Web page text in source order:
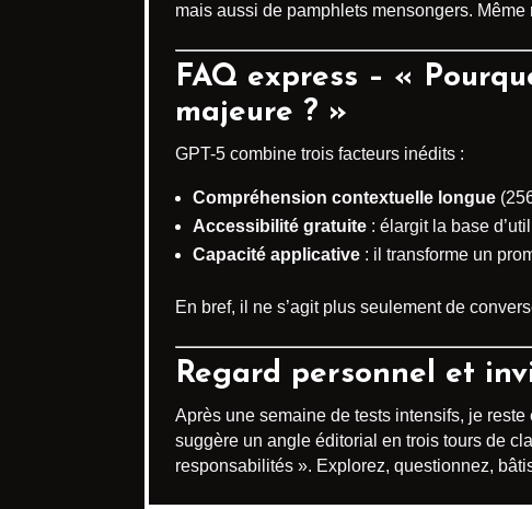
mais aussi de pamphlets mensongers.
FAQ express – «
majeure ? »
GPT-5 combine trois facteurs inédits :
Compréhension contextuelle longue
Accessibilité gratuite : élargit la base
Capacité applicative : il transforme un
En bref, il ne s’agit plus seulement de
Regard personnel et
Après une semaine de tests intensifs, je
suggère un angle éditorial en trois tours de
responsabilités ». Explorez, questionnez,